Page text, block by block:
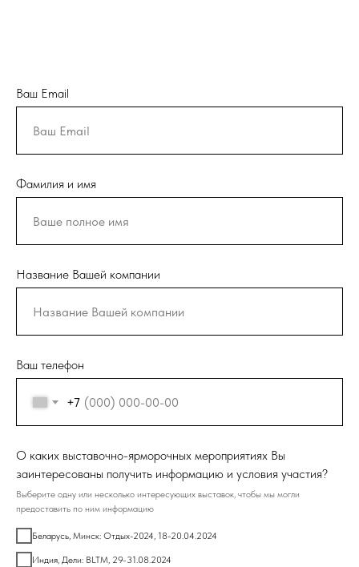
Ваш Email
Фамилия и имя
Название Вашей компании
Ваш телефон
+7
О каких выставочно-ярморочных мероприятиях Вы
заинтересованы получить информацию и условия участия?
Выберите одну или несколько интересующих выставок, чтобы мы могли
предоставить по ним информацию
Беларусь, Минск: Отдых-2024, 18-20.04.2024
Индия, Дели: BLTM, 29-31.08.2024